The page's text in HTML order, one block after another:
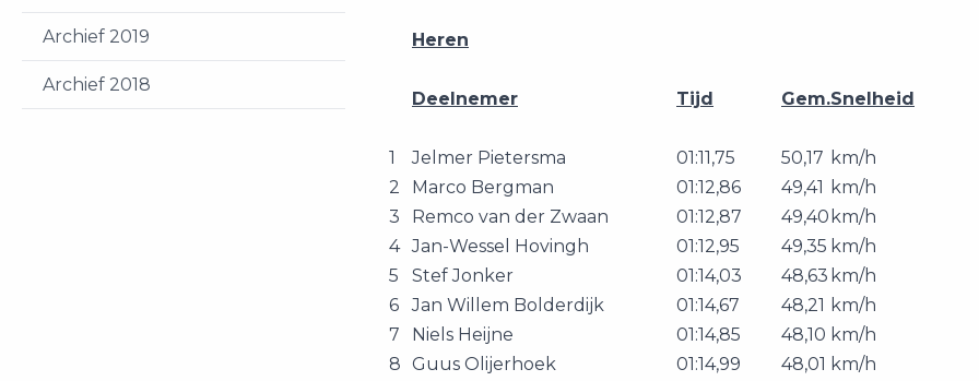
Archief 2019
Archief 2018
Heren
Deelnemer Tijd Gem.Snelheid
1 Jelmer Pietersma 01:11,75 50,17 km/h
2
Marco Bergman 01:12,86 49,41 km/h
3
Remco van der Zwaan 01:12,87 49,40 km/h
4 Jan-Wessel Hovingh 01:12,95 49,35 km/h
5
Stef Jonker 01:14,03 48,63 km/h
6
Jan Willem Bolderdijk 01:14,67 48,21 km/h
7
Niels Heijne 01:14,85 48,10 km/h
8 Guus Olijerhoek 01:14,99 48,01 km/h